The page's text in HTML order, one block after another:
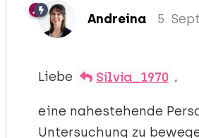
Andreina 5.
Liebe Silvia_1970 ,
eine nahestehende
Untersuchung zu